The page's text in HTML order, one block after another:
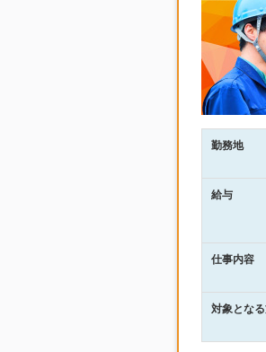
勤務地
給与
仕事内容
対象とな